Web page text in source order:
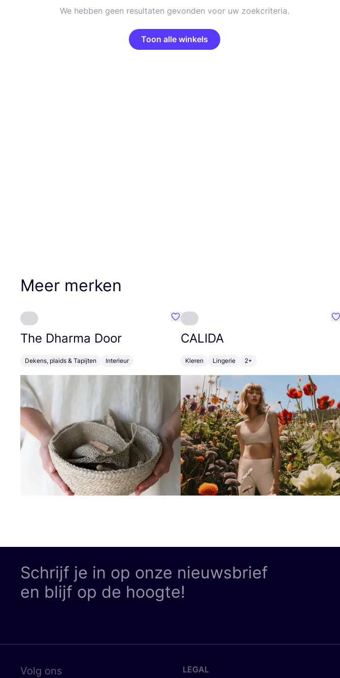
We hebben geen resultaten gevonden voor uw zoekcriteria.
Toon alle winkels
Meer merken
The Dharma Door
Dekens, plaids & Tapijten Interieur
Favoriete {naam}
CALIDA
Kleren Lingerie 2+
Schrijf je in op onze nieuwsbrief
en blijf op de hoogte!
Volg ons LEGAL